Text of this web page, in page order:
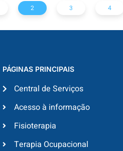
2 3 4
PÁGINAS PRINCIPAIS
Central de Serviços
Acesso à informação
Fisioterapia
Terapia Ocupacional